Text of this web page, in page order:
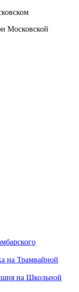
Московской
на Трамвайной
на Школьной